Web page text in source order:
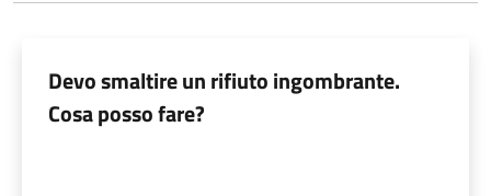
Devo smaltire un rifiuto ingombrante.
Cosa posso fare?